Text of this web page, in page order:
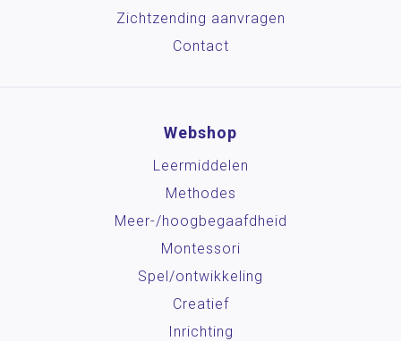
Zichtzending aanvragen
Contact
Webshop
Leermiddelen
Methodes
Meer-/hoog­begaafdheid
Montessori
Spel/ontwikkeling
Creatief
Inrichting